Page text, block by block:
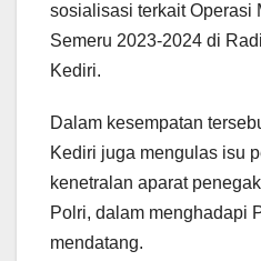
sosialisasi terkait Operasi
Semeru 2023-2024 di
Kediri.
Dalam kesempatan
Kediri juga mengulas isu
kenetralan aparat
Polri, dalam menghadapi
mendatang.